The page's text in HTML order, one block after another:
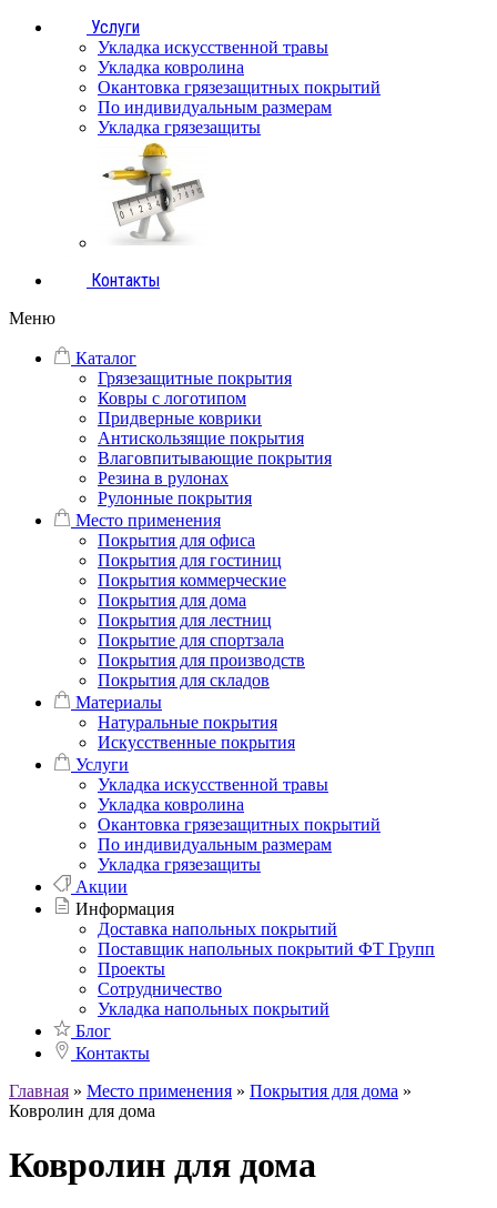
Услуги
Укладка искусственной травы
Укладка ковролина
Окантовка грязезащитных покрытий
По индивидуальным размерам
Укладка грязезащиты
Контакты
Меню
Каталог
Грязезащитные покрытия
Ковры с логотипом
Придверные коврики
Антискользящие покрытия
Влаговпитывающие покрытия
Резина в рулонах
Рулонные покрытия
Место применения
Покрытия для офиса
Покрытия для гостиниц
Покрытия коммерческие
Покрытия для дома
Покрытия для лестниц
Покрытие для спортзала
Покрытия для производств
Покрытия для складов
Материалы
Натуральные покрытия
Искусственные покрытия
Услуги
Укладка искусственной травы
Укладка ковролина
Окантовка грязезащитных покрытий
По индивидуальным размерам
Укладка грязезащиты
Акции
Информация
Доставка напольных покрытий
Поставщик напольных покрытий ФТ Групп
Проекты
Сотрудничество
Укладка напольных покрытий
Блог
Контакты
Главная » Место применения » Покрытия для дома »
Ковролин для дома
Ковролин для дома